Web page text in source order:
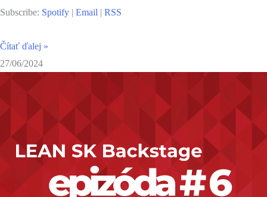
Subscribe: Spotify | Email | RSS
Čítať ďalej »
27/06/2024